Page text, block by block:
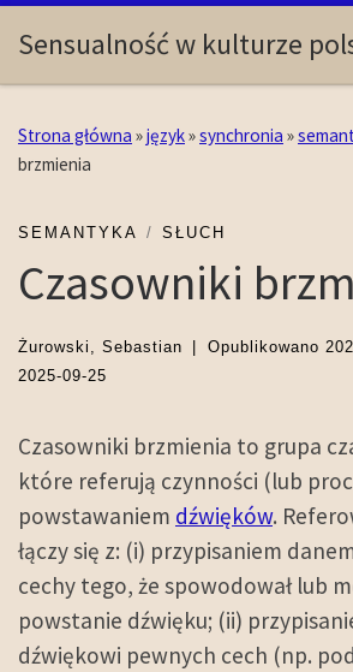
Skip to content
Sensualność w kulturze
Strona główna »język»synchronia »
brzmienia
SEMANTYKA SŁUCH
Czasowniki
Żurowski, Sebastian Opublikowano
2025-09-25
Czasowniki brzmienia to grupa
które referują czynności (lub
powstawaniem dźwięków.
łączy się z: (i) przypisaniem
cechy tego, że spowodował lub
powstanie dźwięku; (ii)
dźwiękowi pewnych cech (np.